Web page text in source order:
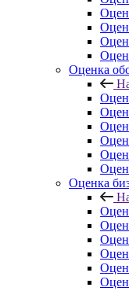
Оценка
Оценка